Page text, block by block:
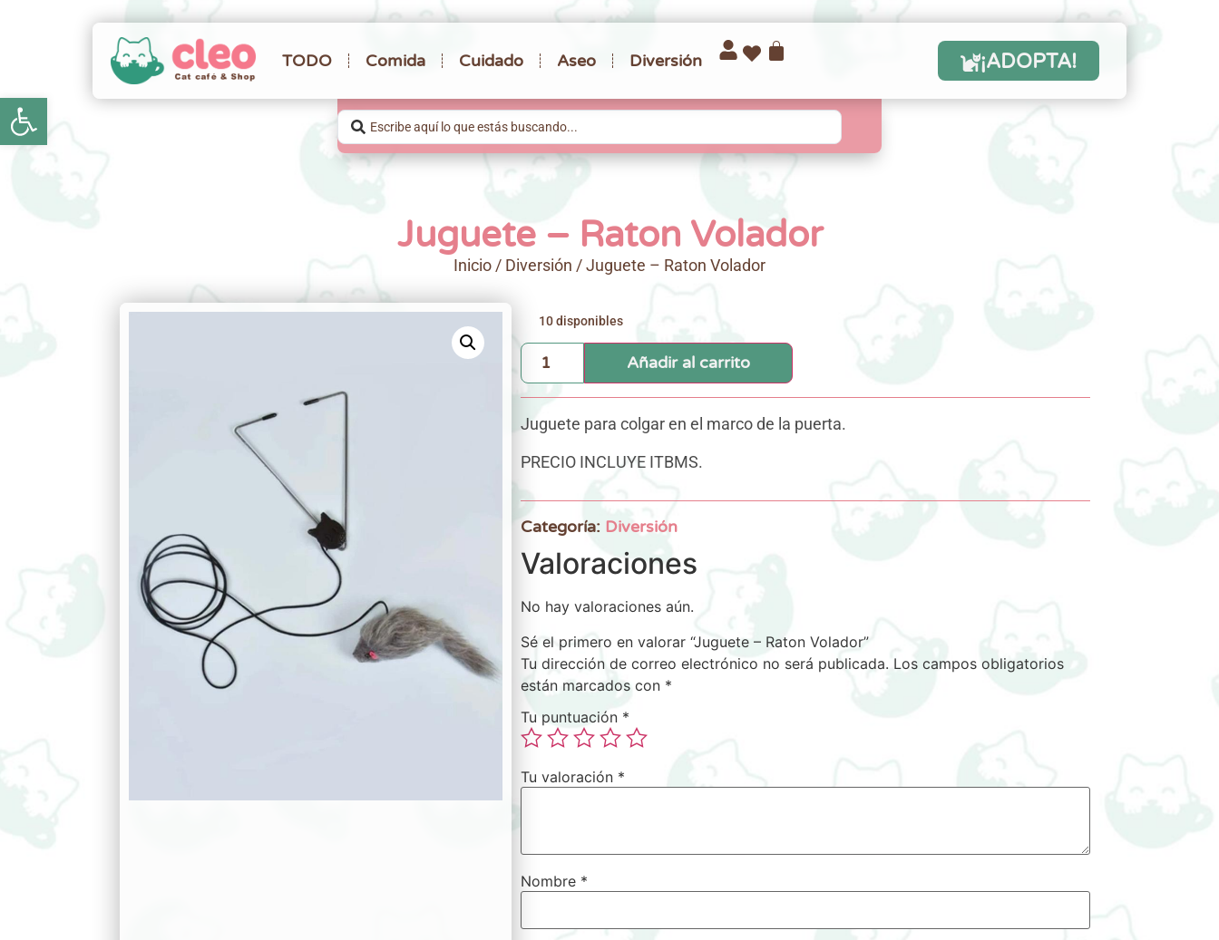
Abrir barra de herramientas
TODO Comida Cuidado Aseo Diversión ¡ADOPTA!
Juguete – Raton Volador
Inicio / Diversión / Juguete – Raton Volador
10 disponibles
Añadir al carrito
Juguete para colgar en el marco de la puerta.
PRECIO INCLUYE ITBMS.
Categoría: Diversión
Valoraciones
No hay valoraciones aún.
Sé el primero en valorar “Juguete – Raton Volador”
Tu dirección de correo electrónico no será publicada. Los campos obligatorios
están marcados con *
Tu puntuación *
Tu valoración *
Nombre *